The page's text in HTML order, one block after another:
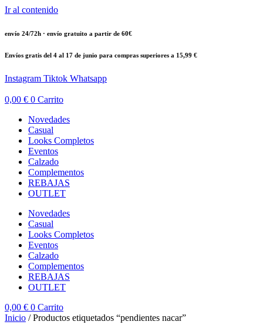
Ir al contenido
envío 24/72h · envío gratuito a partir de 60€
Envíos gratis del 4 al 17 de junio para compras superiores a 15,99 €
Instagram Tiktok Whatsapp
0,00 € 0 Carrito
Novedades
Casual
Looks Completos
Eventos
Calzado
Complementos
REBAJAS
OUTLET
Novedades
Casual
Looks Completos
Eventos
Calzado
Complementos
REBAJAS
OUTLET
0,00 € 0 Carrito
Inicio / Productos etiquetados “pendientes nacar”